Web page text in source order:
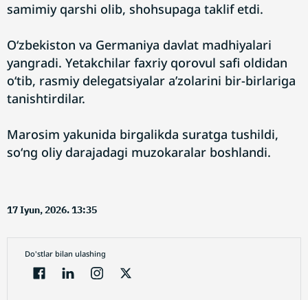
samimiy qarshi olib, shohsupaga taklif etdi.
Oʻzbekiston va Germaniya davlat madhiyalari
yangradi. Yetakchilar faxriy qorovul safi oldidan
oʻtib, rasmiy delegatsiyalar aʼzolarini bir-birlariga
tanishtirdilar.
Marosim yakunida birgalikda suratga tushildi,
soʻng oliy darajadagi muzokaralar boshlandi.
17 Iyun, 2026. 13:35
Do'stlar bilan ulashing